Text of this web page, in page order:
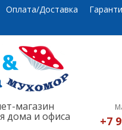
Оплата/Доставка
магазин
дома и офиса +7